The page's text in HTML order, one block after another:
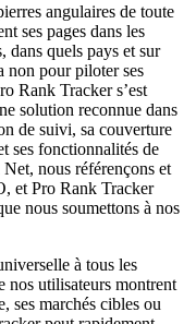
angulaires de toute
ses pages dans les
dans quels pays et sur
non pour piloter ses
Rank Tracker s’est
solution reconnue dans
de suivi, sa couverture
ses fonctionnalités de
nous référençons et
et Pro Rank Tracker
nous soumettons à nos
à tous les
nos utilisateurs montrent
ses marchés cibles ou